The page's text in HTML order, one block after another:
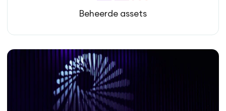
Beheerde assets